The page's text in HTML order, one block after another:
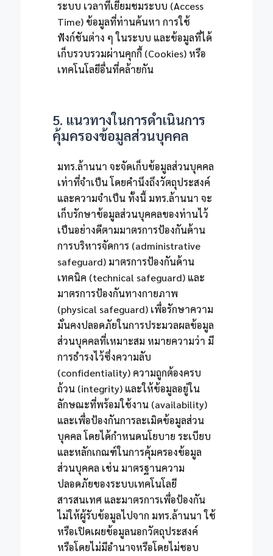
ระบบ เวลาที่เยี่ยมชมระบบ (Access
Time) ข้อมูลที่ท่านค้นหา การใช้
ฟังก์ชันต่าง ๆ ในระบบ และข้อมูลที่ได้
เก็บรวบรวมผ่านคุกกี้ (Cookies) หรือ
เทคโนโลยีอื่นที่คล้ายกัน
5. แนวทางในการดำเนินการ
คุ้มครองข้อมูลส่วนบุคคล
มทร.ล้านนา จะจัดเก็บข้อมูลส่วนบุคคล
เท่าที่จำเป็น โดยคำนึงถึงวัตถุประสงค์
และความจำเป็น ทั้งนี้ มทร.ล้านนา จะ
เก็บรักษาข้อมูลส่วนบุคคลของท่านไว้
เป็นอย่างดีตามมาตรการป้องกันด้าน
การบริหารจัดการ (administrative
safeguard) มาตรการป้องกันด้าน
เทคนิค (technical safeguard) และ
มาตรการป้องกันทางกายภาพ
(physical safeguard) เพื่อรักษาความ
มั่นคงปลอดภัยในการประมวลผลข้อมูล
ส่วนบุคคลที่เหมาะสม หมายความว่า มี
การธำรงไว้ซึ่งความลับ
(confidentiality) ความถูกต้องครบ
ถ้วน (integrity) และให้ข้อมูลอยู่ใน
ลักษณะที่พร้อมใช้งาน (availability)
และเพื่อป้องกันการละเมิดข้อมูลส่วน
บุคคล โดยได้กำหนดนโยบาย ระเบียบ
และหลักเกณฑ์ในการคุ้มครองข้อมูล
ส่วนบุคคล เช่น มาตรฐานความ
ปลอดภัยของระบบเทคโนโลยี
สารสนเทศ และมาตรการเพื่อป้องกัน
ไม่ให้ผู้รับข้อมูลไปจาก มทร.ล้านนา ใช้
หรือเปิดเผยข้อมูลนอกวัตถุประสงค์
หรือโดยไม่มีอำนาจหรือโดยไม่ชอบ